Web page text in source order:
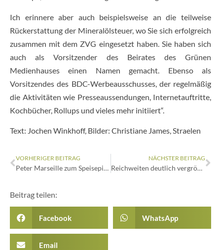
Ich erinnere aber auch beispielsweise an die teilweise
Rückerstattung der Mineralölsteuer, wo Sie sich erfolgreich
zusammen mit dem ZVG eingesetzt haben. Sie haben sich
auch als Vorsitzender des Beirates des Grünen
Medienhauses einen Namen gemacht. Ebenso als
Vorsitzendes des BDC-Werbeausschusses, der regelmäßig
die Aktivitäten wie Presseaussendungen, Internetauftritte,
Kochbücher, Rollups und vieles mehr initiiert“.
Text: Jochen Winkhoff, Bilder: Christiane James, Straelen
VORHERIGER BEITRAG
Peter Marseille zum Speisepilzbotschafter ernannt
NÄCHSTER BEITRAG
Reichweiten deutlich vergrößert
Beitrag teilen:
Facebook WhatsApp
Email